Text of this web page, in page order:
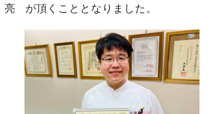
亮 が頂くこととなりました。